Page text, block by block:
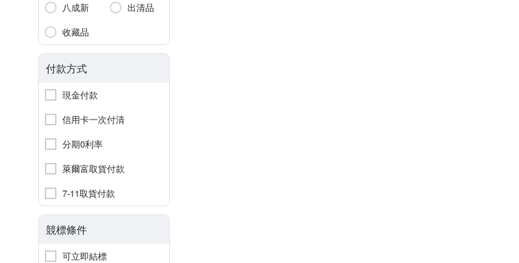
八成新
出清品
收藏品
付款方式
現金付款
信用卡一次付清
分期0利率
萊爾富取貨付款
7-11取貨付款
競標條件
可立即結標